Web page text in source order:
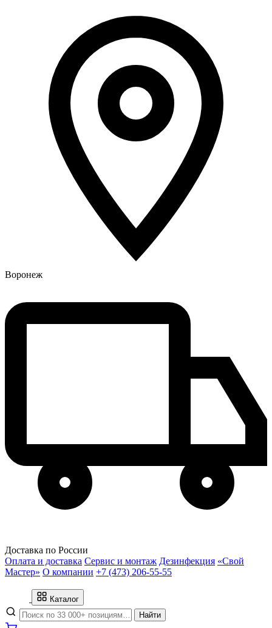
Воронеж
Доставка по России
Оплата и доставка Сервис и монтаж Дезинфекция «Свой
Мастер» О компании +7 (473) 206-55-55
Каталог
Найти